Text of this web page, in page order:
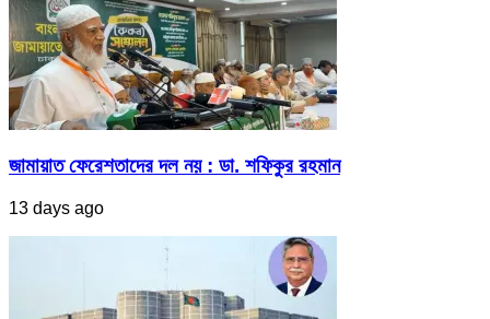
জামায়াত ফেরেশতাদের দল নয় : ডা. শফিকুর রহমান
13 days ago